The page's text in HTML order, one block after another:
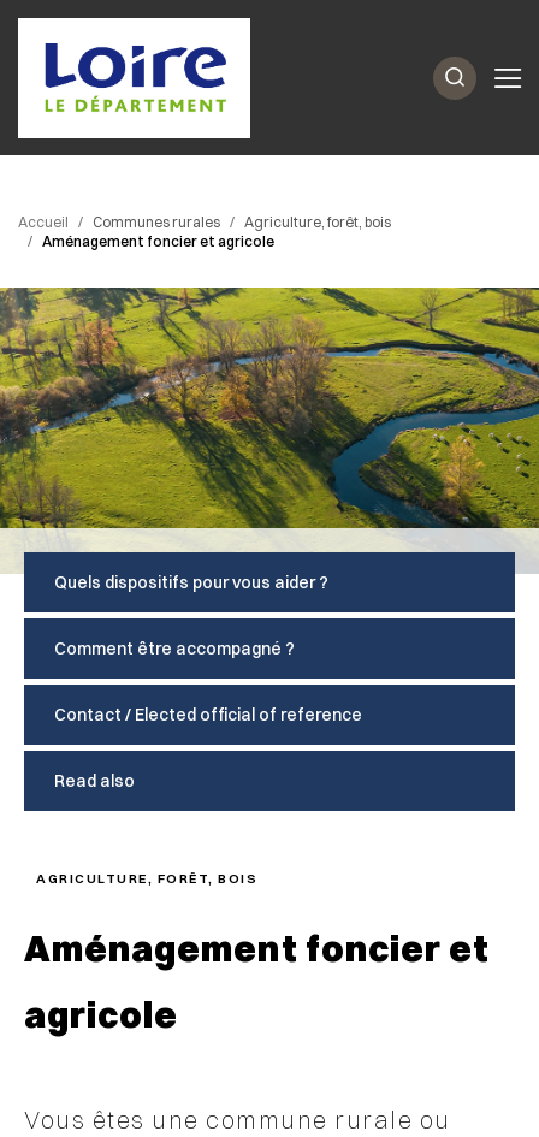
Accueil Communes rurales
Agriculture, forêt, bois
Aménagement foncier et agricole
Quels dispositifs pour vous aider ?
Comment être accompagné ?
Contact / Elected official of reference
Read also
AGRICULTURE, FORÊT, BOIS
Aménagement foncier et
agricole
Vous êtes une commune rurale ou
partage et
d'impression